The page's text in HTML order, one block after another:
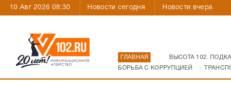
10 Авг 2026 08:30 Новости сегодня Новости вчера
ГЛАВНАЯ ВЫСОТА 102.
БОРЬБА С КОРРУПЦИЕЙ